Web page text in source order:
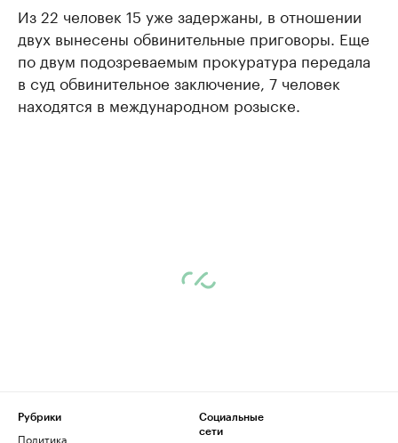
Из 22 человек 15 уже задержаны, в отношении
двух вынесены обвинительные приговоры. Еще
по двум подозреваемым прокуратура передала
в суд обвинительное заключение, 7 человек
находятся в международном розыске.
Рубрики
Политика
Социальные
сети